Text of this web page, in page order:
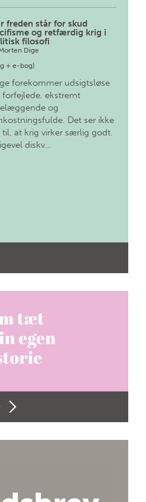
freden står for skud
og retfærdig krig i
filosofi
Dige
+ e-bog)
forekommer udsigtsløse
forfejlede, ekstremt
og
Det ser ikke
til, at krig virker særlig godt.
diskv…